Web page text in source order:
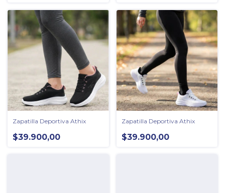
Zapatilla Deportiva Athix
$39.900,00
Zapatilla Deportiva Athix
$39.900,00